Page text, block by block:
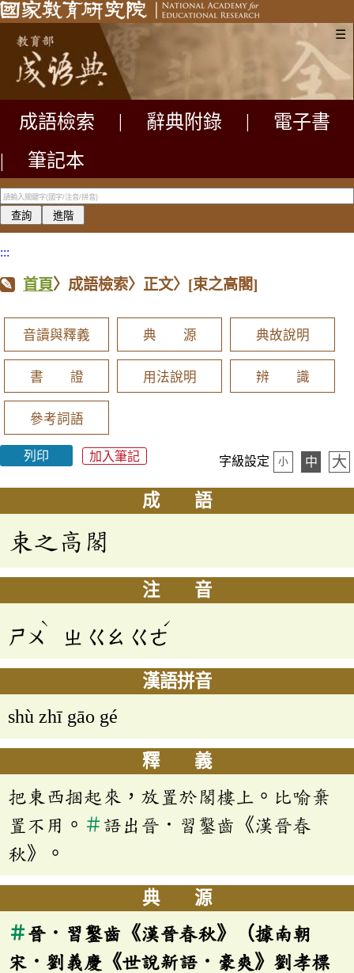
☰
成語檢索 辭典附錄
電子書
|
筆記本
:::
首頁〉成語檢索〉正文〉 [束之高閣]
音讀與釋義 典 源 典故說明
書 證 用法說明 辨 識
參考詞語
列印 加入筆記 字級設定 小 中 大
成 語
束之高閣
注 音
ㄕㄨ
ˋ
ㄓ ㄍㄠ ㄍㄜ
ˊ
漢語拼音
shù zhī gāo gé
釋 義
把東西捆起來，放置於閣樓上。比喻棄
置不用。 ＃語出晉．習鑿齒《漢晉春
秋》。
典 源
＃晉．習鑿齒《漢晉春秋》（據南朝
宋．劉義慶《世說新語．豪爽》劉孝標